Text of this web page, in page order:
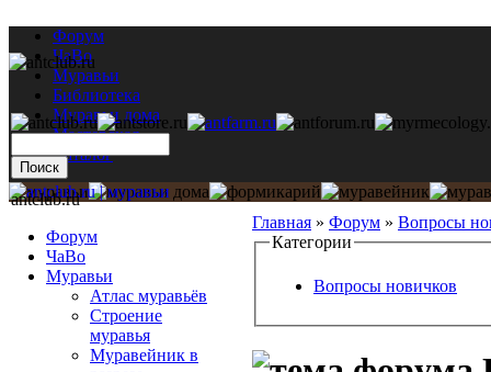
Форум
ЧаВо
Муравьи
Библиотека
Муравьи дома
Мастерская
Каталог
Главная » Форум » Вопросы
Категории
Вопросы новичков
antclub.ru
Форум
ЧаВо
Муравьи
Атлас муравьёв
Строение
муравья
Муравейник в